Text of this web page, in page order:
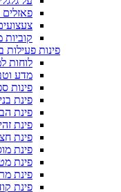
פאזלים
פינות פעילות
לוחות
מדע
פינות
פינת
פינת
פינת
פינת
פינת
פינת
פינת
פינת